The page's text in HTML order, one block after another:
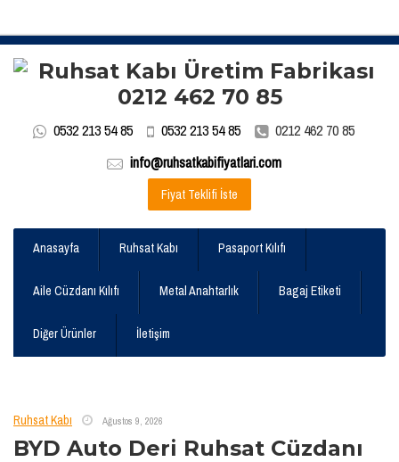
0532 213 54 85 0532 213 54 85
0212 462 70 85
info@ruhsatkabifiyatlari.com
Fiyat Teklifi İste
Anasayfa Ruhsat Kabı Pasaport Kılıfı
Aile Cüzdanı Kılıfı Metal Anahtarlık Bagaj Etiketi
Diğer Ürünler İletişim
Ruhsat Kabı Ağustos 9, 2026
BYD Auto Deri Ruhsat Cüzdanı